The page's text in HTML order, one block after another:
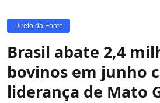
Direto da Fonte
Brasil abate 2,4
bovinos em junho
liderança de Mato